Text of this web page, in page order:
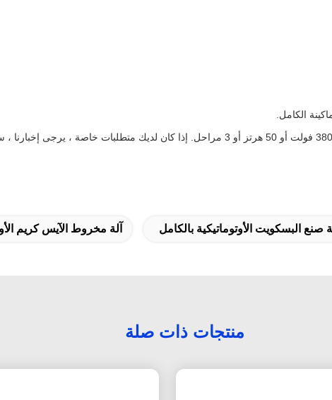
الكامل.
صنع البسكويت الأوتوماتيكية بالكامل آلة مخروط الآيس كريم
منتجات ذات صلة